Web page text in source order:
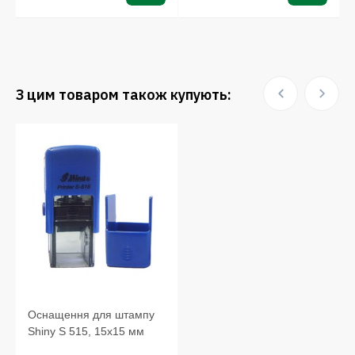
З цим товаром також купують:
Оснащення для штампу
Shiny S 515, 15х15 мм